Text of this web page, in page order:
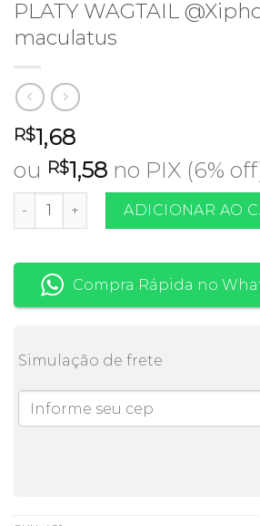
PLATY WAGTAIL
maculatus
R$1,68
ou R$1,58 no PIX (6%
PLATY WAGTAIL @Xiphophorus
ADICIONAR AO
Compra Rápida no
Simulação de frete